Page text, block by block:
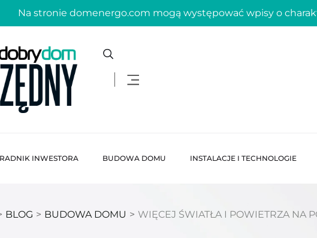
Na stronie domenergo.com mogą występować wpisy o
INWESTORA BUDOWA DOMU INSTALACJE I TECHNOLOGIE
BLOG > BUDOWA DOMU > WIĘCEJ ŚWIATŁA I POWIETRZA NA